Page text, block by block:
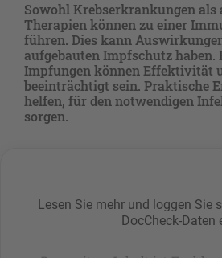
Sowohl Krebserkrankungen als
Therapien können zu einer
führen. Dies kann
aufgebauten Impfschutz haben.
Impfungen können Effektivität
beeinträchtigt sein. Praktische
helfen, für den notwendigen
sorgen.
Lesen Sie mehr und loggen Sie
DocCheck-Daten